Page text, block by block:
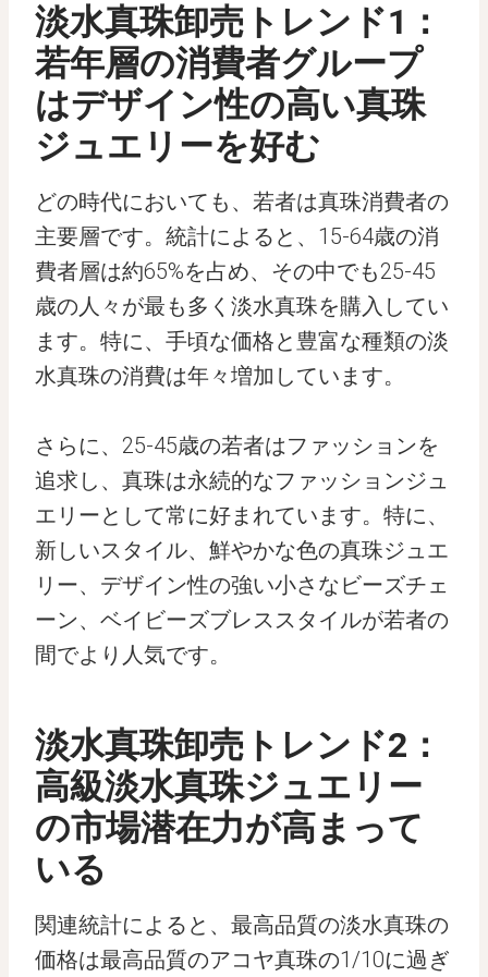
淡水真珠卸売トレンド1：
若年層の消費者グループ
はデザイン性の高い真珠
ジュエリーを好む
どの時代においても、若者は真珠消費者の
主要層です。統計によると、15-64歳の消
費者層は約65%を占め、その中でも25-45
歳の人々が最も多く淡水真珠を購入してい
ます。特に、手頃な価格と豊富な種類の淡
水真珠の消費は年々増加しています。
さらに、25-45歳の若者はファッションを
追求し、真珠は永続的なファッションジュ
エリーとして常に好まれています。特に、
新しいスタイル、鮮やかな色の真珠ジュエ
リー、デザイン性の強い小さなビーズチェ
ーン、ベイビーズブレススタイルが若者の
間でより人気です。
淡水真珠卸売トレンド2：
高級淡水真珠ジュエリー
の市場潜在力が高まって
いる
関連統計によると、最高品質の淡水真珠の
価格は最高品質のアコヤ真珠の1/10に過ぎ